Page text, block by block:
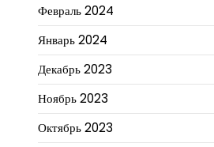
Февраль 2024
Январь 2024
Декабрь 2023
Ноябрь 2023
Октябрь 2023